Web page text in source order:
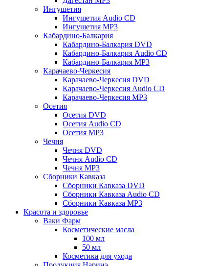
Ингушетия
Ингушетия Audio CD
Ингушетия MP3
Кабардино-Балкария
Кабардино-Балкария DVD
Кабардино-Балкария Audio CD
Кабардино-Балкария MP3
Карачаево-Черкесия
Карачаево-Черкесия DVD
Карачаево-Черкесия Audio CD
Карачаево-Черкесия MP3
Осетия
Осетия DVD
Осетия Audio CD
Осетия MP3
Чечня
Чечня DVD
Чечня Audio CD
Чечня MP3
Сборники Кавказа
Сборники Кавказа DVD
Сборники Кавказа Audio CD
Сборники Кавказа MP3
Красота и здоровье
Ваки Фарм
Косметические масла
100 мл
50 мл
Косметика для ухода